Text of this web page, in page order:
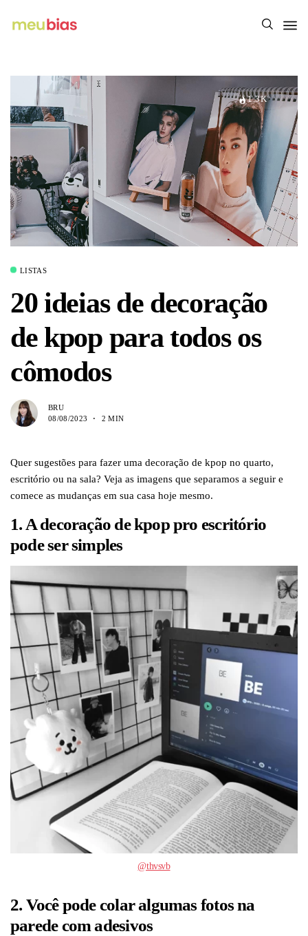
1.3K
LISTAS
20 ideias de decoração
de kpop para todos os
cômodos
BRU
08/08/2023
2 MIN
Quer sugestões para fazer uma decoração de kpop no quarto,
escritório ou na sala? Veja as imagens que separamos a seguir e
comece as mudanças em sua casa hoje mesmo.
1. A decoração de kpop pro escritório
pode ser simples
@thvsvb
2. Você pode colar algumas fotos na
parede com adesivos